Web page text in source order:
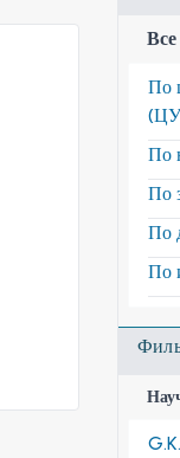
По
По
По
По
По